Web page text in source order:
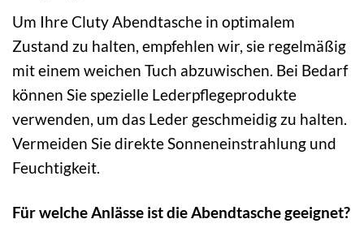
Um Ihre Cluty Abendtasche in optimalem
Zustand zu halten, empfehlen wir, sie regelmäßig
mit einem weichen Tuch abzuwischen. Bei Bedarf
können Sie spezielle Lederpflegeprodukte
verwenden, um das Leder geschmeidig zu halten.
Vermeiden Sie direkte Sonneneinstrahlung und
Feuchtigkeit.
Für welche Anlässe ist die Abendtasche geeignet?